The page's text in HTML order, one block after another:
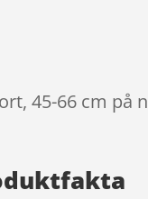
45-66 cm